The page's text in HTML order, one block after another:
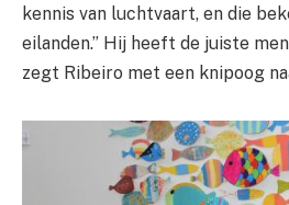
kennis van luchtvaart, en die
eilanden.” Hij heeft de juiste
zegt Ribeiro met een knipoog